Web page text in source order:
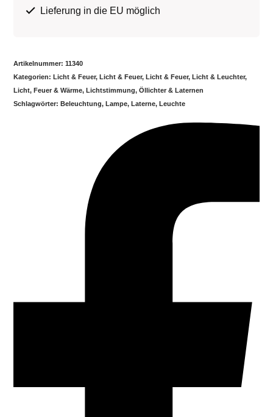
Lieferung in die EU möglich
Artikelnummer: 11340
Kategorien: Licht & Feuer, Licht & Feuer, Licht & Feuer, Licht & Leuchter,
Licht, Feuer & Wärme, Lichtstimmung, Öllichter & Laternen
Schlagwörter: Beleuchtung, Lampe, Laterne, Leuchte